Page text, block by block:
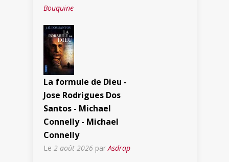
Bouquine
La formule de Dieu -
Jose Rodrigues Dos
Santos - Michael
Connelly - Michael
Connelly
Le 2 août 2026 parAsdrap